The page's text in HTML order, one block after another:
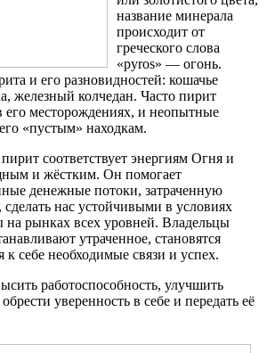
название минерала
происходит от
греческого слова
«pyros» — огонь.
и его разновидностей: кошачье
железный колчедан. Часто пирит
его месторождениях, и неопытные
«пустым» находкам.
соответствует энергиям Огня и
и жёстким. Он помогает
денежные потоки, затраченную
нас устойчивыми в условиях
на рынках всех уровней. Владельцы
утраченное, становятся
к себе необходимые связи и успех.
работоспособность, улучшить
уверенность в себе и передать её